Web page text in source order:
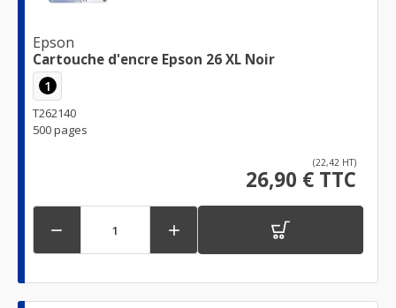
Epson
Cartouche d'encre Epson 26 XL Noir
1
T262140
500 pages
(22,42 HT)
26,90 € TTC
 